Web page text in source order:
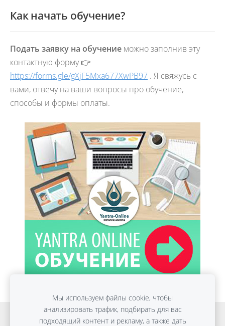
Как начать обучение?
Подать заявку на обучение можно заполнив эту
контактную форму 👉
https://forms.gle/gXjF5Mxa677XwPB97 . Я свяжусь с
вами, отвечу на ваши вопросы про обучение,
способы и формы оплаты.
Онлайн обучение Detox Anti-Age
Мы используем файлы cookie, чтобы
анализировать трафик, подбирать для вас
подходящий контент и рекламу, а также дать